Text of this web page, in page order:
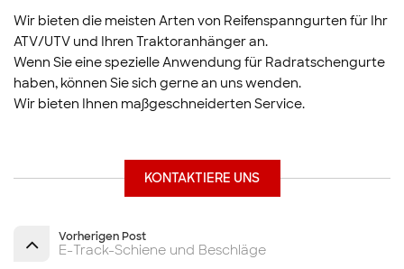
Wir bieten die meisten Arten von Reifenspanngurten für Ihr
ATV/UTV und Ihren Traktoranhänger an.
Wenn Sie eine spezielle Anwendung für Radratschengurte
haben, können Sie sich gerne an uns wenden.
Wir bieten Ihnen maßgeschneiderten Service.
KONTAKTIERE UNS
Vorherigen Post
E-Track-Schiene und Beschläge